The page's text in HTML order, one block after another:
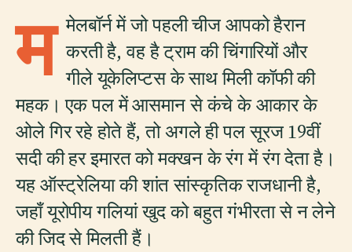
म मेलबॉर्न में जो पहली चीज आपको हैरान
करती है, वह है ट्राम की चिंगारियों और
गीले यूकेलिप्टस के साथ मिली कॉफी की
महक। एक पल में आसमान से कंचे के आकार के
ओले गिर रहे होते हैं, तो अगले ही पल सूरज 19वीं
सदी की हर इमारत को मक्खन के रंग में रंग देता है।
यह ऑस्ट्रेलिया की शांत सांस्कृतिक राजधानी है,
जहाँ यूरोपीय गलियां खुद को बहुत गंभीरता से न लेने
की जिद से मिलती हैं।